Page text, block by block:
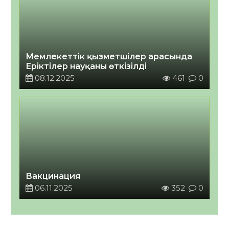
Мемлекеттік қызметшілер арасында
Еріктілер науқаны өткізілді
08.12.2025
461 0
Вакцинация
06.11.2025
352 0